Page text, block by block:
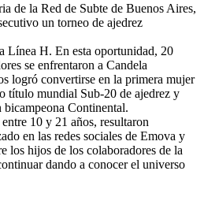
de la Red de Subte de Buenos Aires,
un torneo de ajedrez
Línea H. En esta oportunidad, 20
se enfrentaron a Candela
logró convertirse en la primera mujer
título mundial Sub-20 de ajedrez y
bicampeona Continental.
10 y 21 años, resultaron
en las redes sociales de Emova y
los hijos de los colaboradores de la
dando a conocer el universo